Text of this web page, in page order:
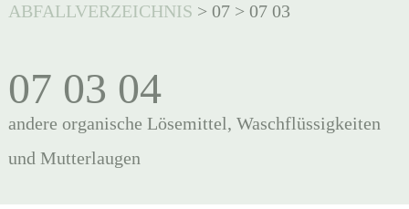
ABFALLVERZEICHNIS > 07> 07 03
07 03 04
andere organische Lösemittel, Waschflüssigkeiten
und Mutterlaugen